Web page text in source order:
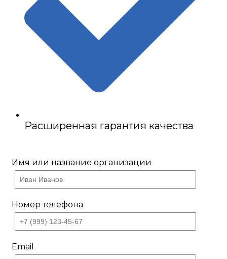
Расширенная гарантия качества
Имя или название организации
Номер телефона
Email